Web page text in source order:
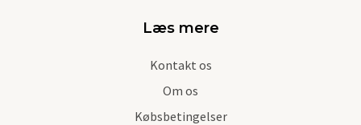
Læs mere
Kontakt os
Om os
Købsbetingelser